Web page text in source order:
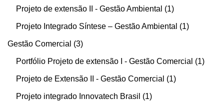
Projeto de extensão II - Gestão Ambiental 1
Projeto Integrado Síntese – Gestão Ambiental 1
Gestão Comercial 3
Portfólio Projeto de extensão I - Gestão Comercial 1
Projeto de Extensão II - Gestão Comercial 1
Projeto integrado Innovatech Brasil 1